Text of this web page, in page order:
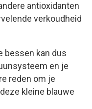
antioxidanten
verkoudheid
bessen kan dus
en je
reden om je
kleine blauwe